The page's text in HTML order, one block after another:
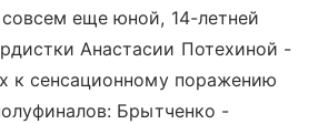
еще юной, 14-летней
Анастасии Потехиной -
к сенсационному поражению
Брытченко -